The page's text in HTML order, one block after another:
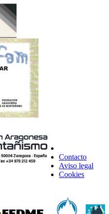
Contacto
Aviso legal
Cookies